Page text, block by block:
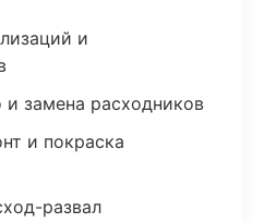
и
и замена расходников
и покраска
развал